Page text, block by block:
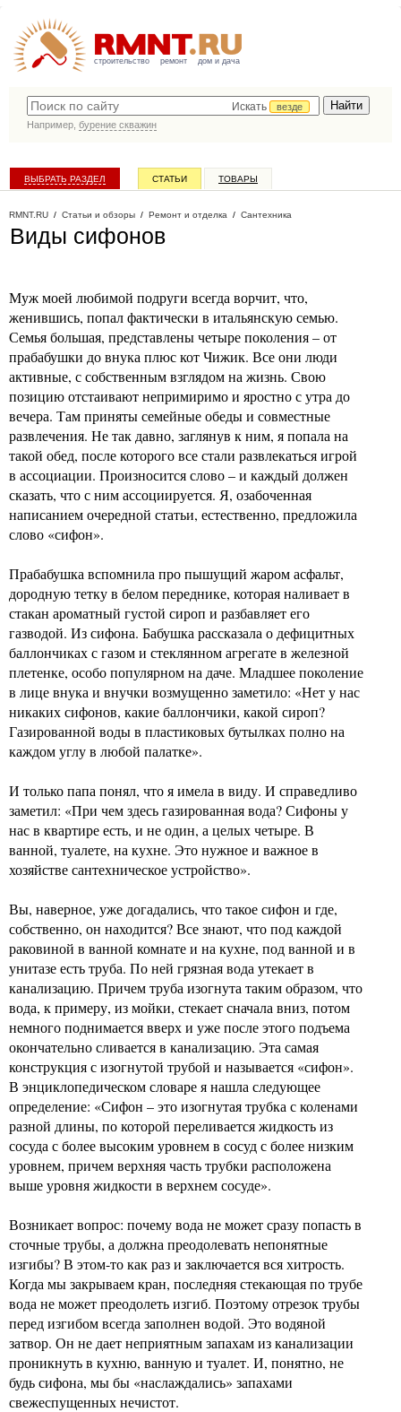
строительство ремонт дом и дача
Искать
везде
Например, бурение скважин
ВЫБРАТЬ РАЗДЕЛ СТАТЬИ ТОВАРЫ
RMNT.RU / Статьи и обзоры / Ремонт и отделка / Сантехника
Виды сифонов
Муж моей любимой подруги всегда ворчит, что,
женившись, попал фактически в итальянскую семью.
Семья большая, представлены четыре поколения – от
прабабушки до внука плюс кот Чижик. Все они люди
активные, с собственным взглядом на жизнь. Свою
позицию отстаивают непримиримо и яростно с утра до
вечера. Там приняты семейные обеды и совместные
развлечения. Не так давно, заглянув к ним, я попала на
такой обед, после которого все стали развлекаться игрой
в ассоциации. Произносится слово – и каждый должен
сказать, что с ним ассоциируется. Я, озабоченная
написанием очередной статьи, естественно, предложила
слово «сифон».
Прабабушка вспомнила про пышущий жаром асфальт,
дородную тетку в белом переднике, которая наливает в
стакан ароматный густой сироп и разбавляет его
газводой. Из сифона. Бабушка рассказала о дефицитных
баллончиках с газом и стеклянном агрегате в железной
плетенке, особо популярном на даче. Младшее поколение
в лице внука и внучки возмущенно заметило: «Нет у нас
никаких сифонов, какие баллончики, какой сироп?
Газированной воды в пластиковых бутылках полно на
каждом углу в любой палатке».
И только папа понял, что я имела в виду. И справедливо
заметил: «При чем здесь газированная вода? Сифоны у
нас в квартире есть, и не один, а целых четыре. В
ванной, туалете, на кухне. Это нужное и важное в
хозяйстве сантехническое устройство».
Вы, наверное, уже догадались, что такое сифон и где,
собственно, он находится? Все знают, что под каждой
раковиной в ванной комнате и на кухне, под ванной и в
унитазе есть труба. По ней грязная вода утекает в
канализацию. Причем труба изогнута таким образом, что
вода, к примеру, из мойки, стекает сначала вниз, потом
немного поднимается вверх и уже после этого подъема
окончательно сливается в канализацию. Эта самая
конструкция с изогнутой трубой и называется «сифон».
В энциклопедическом словаре я нашла следующее
определение: «Сифон – это изогнутая трубка с коленами
разной длины, по которой переливается жидкость из
сосуда с более высоким уровнем в сосуд с более низким
уровнем, причем верхняя часть трубки расположена
выше уровня жидкости в верхнем сосуде».
Возникает вопрос: почему вода не может сразу попасть в
сточные трубы, а должна преодолевать непонятные
изгибы? В этом-то как раз и заключается вся хитрость.
Когда мы закрываем кран, последняя стекающая по трубе
вода не может преодолеть изгиб. Поэтому отрезок трубы
перед изгибом всегда заполнен водой. Это водяной
затвор. Он не дает неприятным запахам из канализации
проникнуть в кухню, ванную и туалет. И, понятно, не
будь сифона, мы бы «наслаждались» запахами
свежеспущенных нечистот.